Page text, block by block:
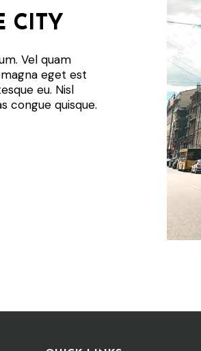
CITY
Vel quam
eget est
eu. Nisl
congue quisque.